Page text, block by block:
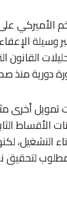
الأميركي
القانون
دورية منذ
تمويل
الأقساط
التشغيل،